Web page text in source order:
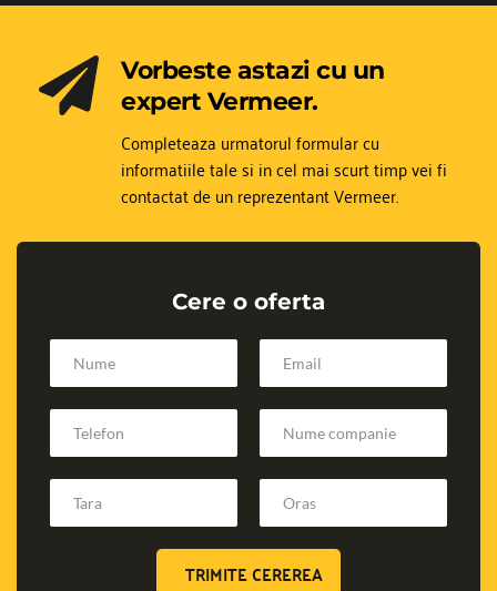
Vorbeste astazi cu un
expert Vermeer.
Completeaza urmatorul formular cu
informatiile tale si in cel mai scurt timp vei fi
contactat de un reprezentant Vermeer.
Cere o oferta
TRIMITE CEREREA